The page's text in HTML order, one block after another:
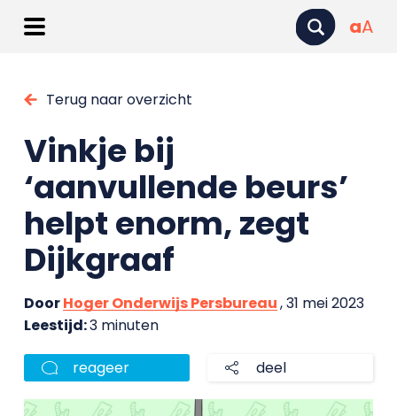
aA
Terug naar overzicht
Vinkje bij
‘aanvullende beurs’
helpt enorm, zegt
Dijkgraaf
DoorHoger Onderwijs Persbureau, 31 mei 2023
Leestijd:3 minuten
reageer deel